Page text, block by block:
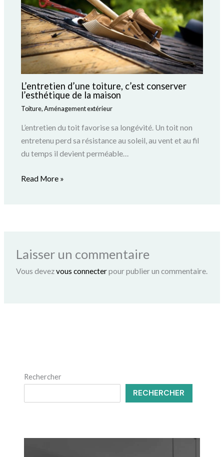
L’entretien d’une toiture, c’est conserver
l’esthétique de la maison
Toiture,Aménagement extérieur
L’entretien du toit favorise sa longévité. Un toit non
entretenu perd sa résistance au soleil, au vent et au fil
du temps il devient perméable…
Read More »
Laisser un commentaire
Vous devezvous connecterpour publier un commentaire.
Rechercher
RECHERCHER